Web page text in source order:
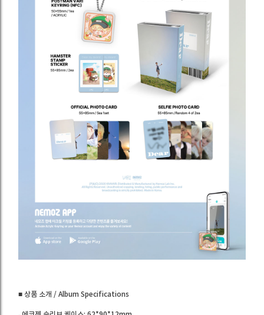
■ 상품 소개 / Album Specifications